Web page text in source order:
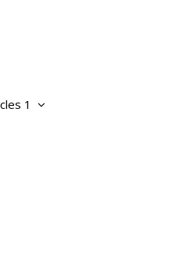
1